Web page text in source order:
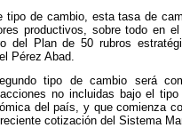
tipo de cambio, esta tasa de
productivos, sobre todo en
del Plan de 50 rubros
Pérez Abad.
tipo de cambio será
no incluidas bajo el
del país, y que comienza
cotización del Sistema